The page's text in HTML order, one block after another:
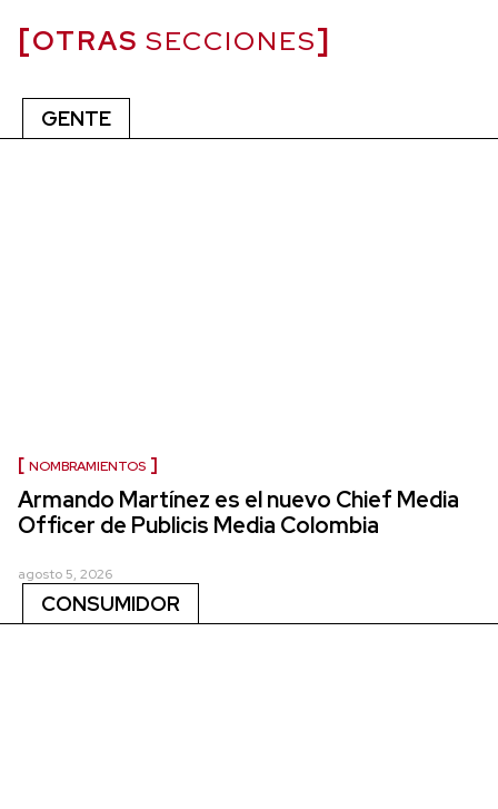
OTRAS SECCIONES
GENTE
NOMBRAMIENTOS
Armando Martínez es el nuevo Chief Media
Officer de Publicis Media Colombia
agosto 5, 2026
CONSUMIDOR